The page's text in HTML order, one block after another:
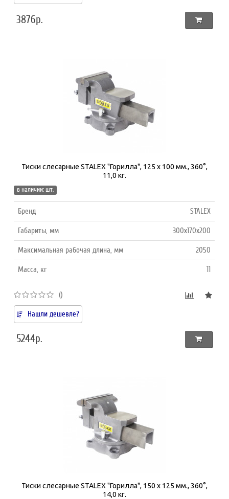
3876р.
Тиски слесарные STALEX "Горилла", 125 х 100 мм., 360°,
11,0 кг.
в наличии: шт.
Бренд STALEX
Габариты, мм 300x170x200
Максимальная рабочая длина, мм 2050
Масса, кг 11
()
Нашли дешевле?
5244р.
Тиски слесарные STALEX "Горилла", 150 х 125 мм., 360°,
14,0 кг.